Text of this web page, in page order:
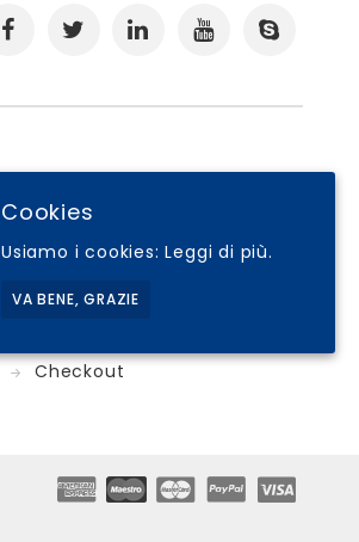
Condizioni di Vendita
Cookie Policy
Checkout
Cookies
Usiamo i cookies:Leggi di più.
VA BENE, GRAZIE